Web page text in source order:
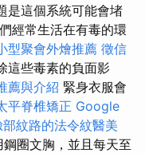
是這個系統可能會堵
經常生活在有毒的環
型聚會外燴推薦 徵信
這些毒素的負面影
薦與介紹 緊身衣服會
平脊椎矯正 Google
紋路的法令紋醫美
圈文胸，並且每天至